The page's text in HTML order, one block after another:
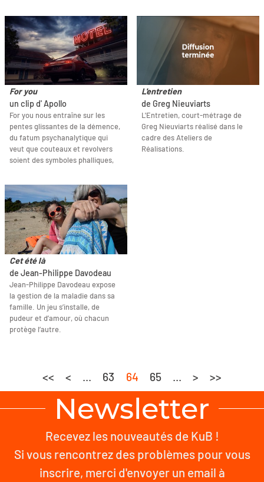
For you
un clip d' Apollo
For you nous entraîne sur les
pentes glissantes de la démence,
du fatum psychanalytique qui
veut que couteaux et revolvers
soient des symboles phalliques,
L'entretien
de Greg Nieuviarts
L'Entretien, court-métrage de
Greg Nieuviarts réalisé dans le
cadre des Ateliers de
Réalisations.
Cet été là
de Jean-Philippe Davodeau
Jean-Philippe Davodeau expose
la gestion de la maladie dans sa
famille. Un jeu s’installe, de
pudeur et d’amour, où chacun
protège l’autre.
<< < ... 63 64 65 ... > >>
Newsletter
Recevez les nouveautés de KuB !
Si vous rencontrez des problèmes pour vous
inscrire, merci d'envoyer un email à